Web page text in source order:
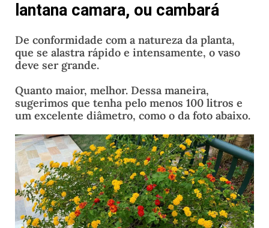
lantana camara, ou cambará
De conformidade com a natureza da planta,
que se alastra rápido e intensamente, o vaso
deve ser grande.
Quanto maior, melhor. Dessa maneira,
sugerimos que tenha pelo menos 100 litros e
um excelente diâmetro, como o da foto abaixo.